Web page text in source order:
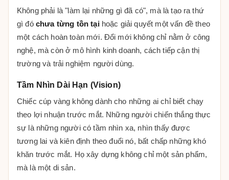
Không phải là "làm lại những gì đã có", mà là tạo ra thứ
gì đó chưa từng tồn tạihoặc giải quyết một vấn đề theo
một cách hoàn toàn mới. Đổi mới không chỉ nằm ở công
nghệ, mà còn ở mô hình kinh doanh, cách tiếp cận thị
trường và trải nghiệm người dùng.
Tầm Nhìn Dài Hạn (Vision)
Chiếc cúp vàng không dành cho những ai chỉ biết chạy
theo lợi nhuận trước mắt. Những người chiến thắng thực
sự là những người có tầm nhìn xa, nhìn thấy được
tương lai và kiên định theo đuổi nó, bất chấp những khó
khăn trước mắt. Họ xây dựng không chỉ một sản phẩm,
mà là một di sản.